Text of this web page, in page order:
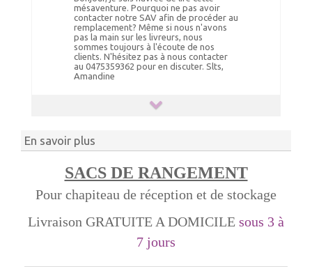
mésaventure. Pourquoi ne pas avoir
contacter notre SAV afin de procéder au
remplacement? Même si nous n'avons
pas la main sur les livreurs, nous
sommes toujours à l'écoute de nos
clients. N'hésitez pas à nous contacter
au 0475359362 pour en discuter. Slts,
Amandine
En savoir plus
SACS DE RANGEMENT
Pour chapiteau de réception et de stockage
Livraison GRATUITE A DOMICILE sous 3 à
7 jours